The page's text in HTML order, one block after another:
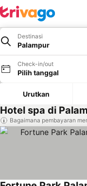
Destinasi
Palampur
Check-in/out
Pilih tanggal
Urutkan
Hotel spa di
Bagaimana pembayaran